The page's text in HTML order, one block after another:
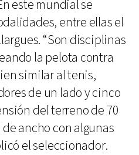
este mundial se
entre ellas el
“Son disciplinas
la pelota contra
similar al tenis,
de un lado y cinco
del terreno de 70
ancho con algunas
el seleccionador.